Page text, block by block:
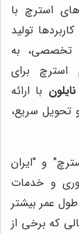
استرچ با
تولید
تخصصی، به
استرچ برای
با ارائه
سریع،
و "ایران
و خدمات
عمر بیشتر
که برخی از